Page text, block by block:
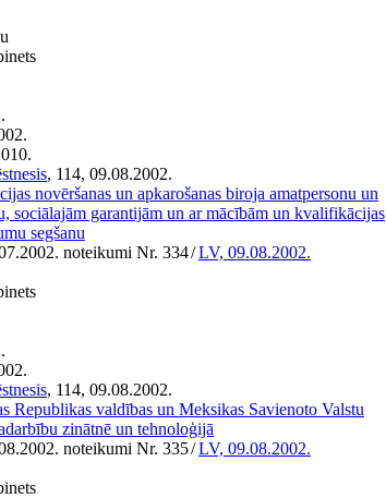
, 114, 09.08.2002.
novēršanas un apkarošanas biroja amatpersonu un
sociālajām garantijām un ar mācībām un kvalifikācijas
segšanu
noteikumi Nr. 334/LV, 09.08.2002.
, 114, 09.08.2002.
Republikas valdības un Meksikas Savienoto Valstu
zinātnē un tehnoloģijā
noteikumi Nr. 335/LV, 09.08.2002.